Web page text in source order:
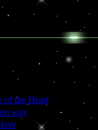
of the Heart
way